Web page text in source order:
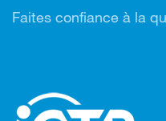
Faites confiance à la